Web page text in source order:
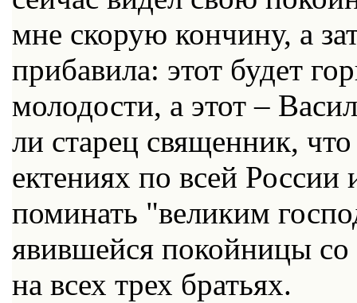
мне скорую кончину, а
прибавила: этот будет
молодости, а этот –
ли старец священник,
ектениях по всей
поминать "великим
явившейся покойницы
на всех трех братьях.